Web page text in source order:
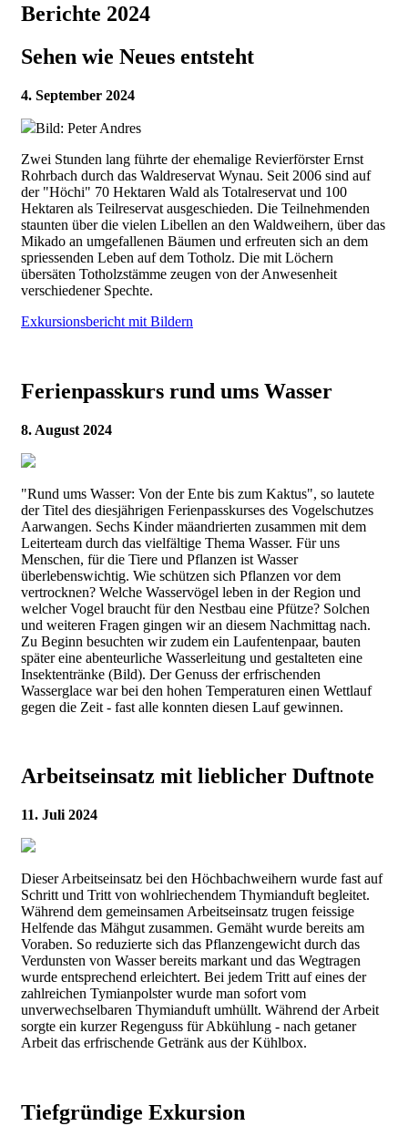
Berichte 2024
Sehen wie Neues entsteht
4. September 2024
Bild: Peter Andres
Zwei Stunden lang führte der ehemalige Revierförster Ernst
Rohrbach durch das Waldreservat Wynau. Seit 2006 sind auf
der "Höchi" 70 Hektaren Wald als Totalreservat und 100
Hektaren als Teilreservat ausgeschieden. Die Teilnehmenden
staunten über die vielen Libellen an den Waldweihern, über das
Mikado an umgefallenen Bäumen und erfreuten sich an dem
spriessenden Leben auf dem Totholz. Die mit Löchern
übersäten Totholzstämme zeugen von der Anwesenheit
verschiedener Spechte.
Exkursionsbericht mit Bildern
Ferienpasskurs rund ums Wasser
8. August 2024
"Rund ums Wasser: Von der Ente bis zum Kaktus", so lautete
der Titel des diesjährigen Ferienpasskurses des Vogelschutzes
Aarwangen. Sechs Kinder mäandrierten zusammen mit dem
Leiterteam durch das vielfältige Thema Wasser. Für uns
Menschen, für die Tiere und Pflanzen ist Wasser
überlebenswichtig. Wie schützen sich Pflanzen vor dem
vertrocknen? Welche Wasservögel leben in der Region und
welcher Vogel braucht für den Nestbau eine Pfütze? Solchen
und weiteren Fragen gingen wir an diesem Nachmittag nach.
Zu Beginn besuchten wir zudem ein Laufentenpaar, bauten
später eine abenteurliche Wasserleitung und gestalteten eine
Insektentränke (Bild). Der Genuss der erfrischenden
Wasserglace war bei den hohen Temperaturen einen Wettlauf
gegen die Zeit - fast alle konnten diesen Lauf gewinnen.
Arbeitseinsatz mit lieblicher Duftnote
11. Juli 2024
Dieser Arbeitseinsatz bei den Höchbachweihern wurde fast auf
Schritt und Tritt von wohlriechendem Thymianduft begleitet.
Während dem gemeinsamen Arbeitseinsatz trugen feissige
Helfende das Mähgut zusammen. Gemäht wurde bereits am
Voraben. So reduzierte sich das Pflanzengewicht durch das
Verdunsten von Wasser bereits markant und das Wegtragen
wurde entsprechend erleichtert. Bei jedem Tritt auf eines der
zahlreichen Tymianpolster wurde man sofort vom
unverwechselbaren Thymianduft umhüllt. Während der Arbeit
sorgte ein kurzer Regenguss für Abkühlung - nach getaner
Arbeit das erfrischende Getränk aus der Kühlbox.
Tiefgründige Exkursion